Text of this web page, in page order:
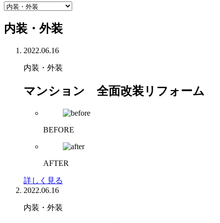
内装・外装
2022.06.16
内装・外装
マンション 全面改装リフォーム
BEFORE
AFTER
詳しく見る
2022.06.16
内装・外装